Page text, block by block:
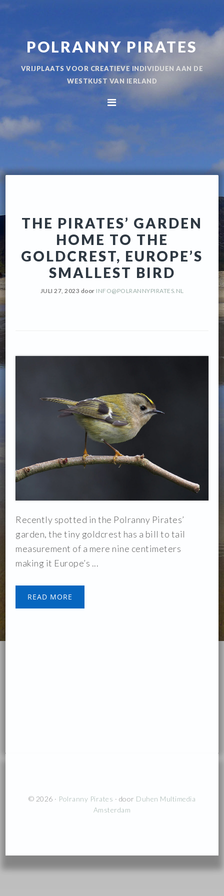
hoofdnavigatie
hoofd
inhoud
POLRANNY PIRATES
VRIJPLAATS VOOR CREATIEVE INDIVIDUEN AAN DE
WESTKUST VAN IERLAND
THE PIRATES’ GARDEN
HOME TO THE
GOLDCREST, EUROPE’S
SMALLEST BIRD
JULI 27, 2023 door INFO@POLRANNYPIRATES.NL
Recently spotted in the Polranny Pirates’
garden, the tiny goldcrest has a bill to tail
measurement of a mere nine centimeters
making it Europe’s ...
READ MORE
© 2026 · Polranny Pirates · door Duhen Multimedia
Amsterdam